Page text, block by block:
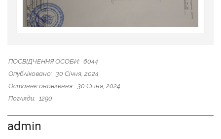
ПОСВІДЧЕННЯ ОСОБИ: 6044
Опубліковано: 30 Січня, 2024
Останнє оновлення: 30 Січня, 2024
Погляди: 1290
admin